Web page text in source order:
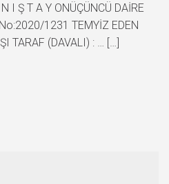
I Ş T A Y ONÜÇÜNCÜ DAİRE
1231 TEMYİZ EDEN
TARAF (DAVALI) : … […]